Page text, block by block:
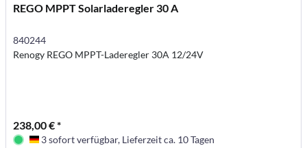
REGO MPPT Solarladeregler 30 A
840244
Renogy REGO MPPT-Laderegler 30A 12/24V
238,00 € *
Deutschland
3 sofort verfügbar, Lieferzeit ca. 10 Tagen